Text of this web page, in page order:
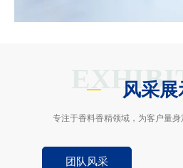
风采展
专注于香料香精领域，为客户量
团队风采